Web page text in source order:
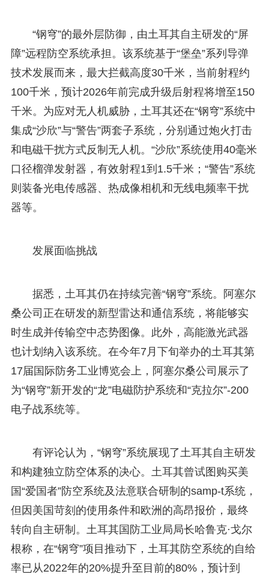
“钢穹”的最外层防御，由土耳其自主研发的“屏
障”远程防空系统承担。该系统基于“堡垒”系列导弹
技术发展而来，最大拦截高度30千米，当前射程约
100千米，预计2026年前完成升级后射程将增至150
千米。为应对无人机威胁，土耳其还在“钢穹”系统中
集成“沙欣”与“警告”两套子系统，分别通过炮火打击
和电磁干扰方式反制无人机。“沙欣”系统使用40毫米
口径榴弹发射器，有效射程1到1.5千米；“警告”系统
则装备光电传感器、热成像相机和无线电频率干扰
器等。
发展面临挑战
据悉，土耳其仍在持续完善“钢穹”系统。阿塞尔
桑公司正在研发的新型雷达和通信系统，将能够实
时生成并传输空中态势图像。此外，高能激光武器
也计划纳入该系统。在今年7月下旬举办的土耳其第
17届国际防务工业博览会上，阿塞尔桑公司展示了
为“钢穹”新开发的“龙”电磁防护系统和“克拉尔”-200
电子战系统等。
有评论认为，“钢穹”系统展现了土耳其自主研发
和构建独立防空体系的决心。土耳其曾试图购买美
国“爱国者”防空系统及法意联合研制的samp-t系统，
但因美国苛刻的使用条件和欧洲的高昂报价，最终
转向自主研制。土耳其国防工业局局长哈鲁克·戈尔
根称，在“钢穹”项目推动下，土耳其防空系统的自给
率已从2022年的20%提升至目前的80%，预计到